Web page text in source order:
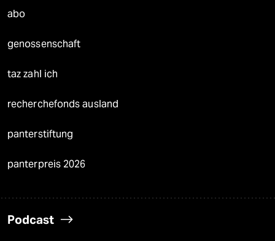
abo
genossenschaft
taz zahl ich
recherchefonds ausland
panterstiftung
panterpreis 2026
Podcast